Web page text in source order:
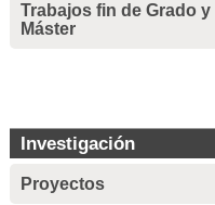
Trabajos fin de Grado y
Máster
Investigación
Proyectos